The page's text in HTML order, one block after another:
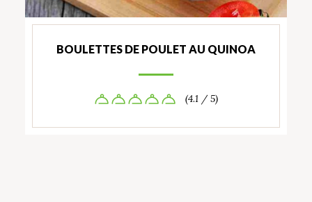
BOULETTES DE POULET AU QUINOA
(4.1 / 5)